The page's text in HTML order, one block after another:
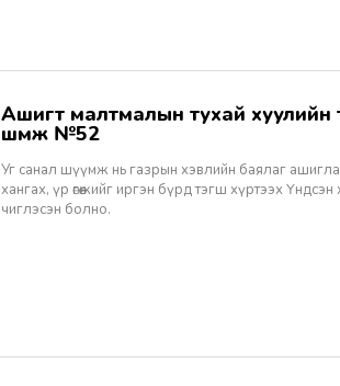
Ашигт малтмалын тухай хуулийн төсөлд өгөх санал, шүүмж - Хуулийн
шүүмж №52
Уг санал шүүмж нь газрын хэвлийн баялаг
хангах, үр өгөөжийг иргэн бүрд тэгш хүртээх
чиглэсэн болно.